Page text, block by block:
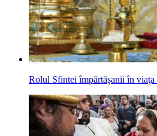
Rolul Sfintei împărtăşanii în viaţa